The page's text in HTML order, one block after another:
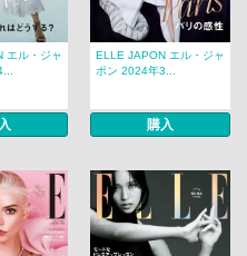
エル・ジャ
ELLE JAPON エル・ジャ
ポン 2024年3...
購入